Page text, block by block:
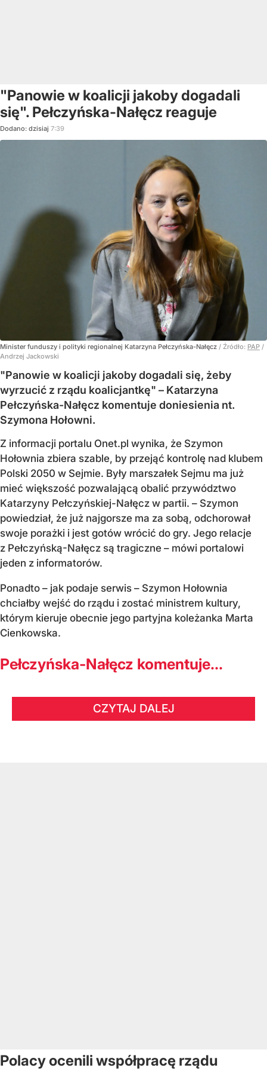
"Panowie w koalicji jakoby dogadali
się". Pełczyńska-Nałęcz reaguje
Dodano: dzisiaj 7:39
Minister funduszy i polityki regionalnej Katarzyna Pełczyńska-Nałęcz / Źródło: PAP /
Andrzej Jackowski
"Panowie w koalicji jakoby dogadali się, żeby
wyrzucić z rządu koalicjantkę" – Katarzyna
Pełczyńska-Nałęcz komentuje doniesienia nt.
Szymona Hołowni.
Z informacji portalu Onet.pl wynika, że Szymon
Hołownia zbiera szable, by przejąć kontrolę nad klubem
Polski 2050 w Sejmie. Były marszałek Sejmu ma już
mieć większość pozwalającą obalić przywództwo
Katarzyny Pełczyńskiej-Nałęcz w partii. – Szymon
powiedział, że już najgorsze ma za sobą, odchorował
swoje porażki i jest gotów wrócić do gry. Jego relacje
z Pełczyńską-Nałęcz są tragiczne – mówi portalowi
jeden z informatorów.
Ponadto – jak podaje serwis – Szymon Hołownia
chciałby wejść do rządu i zostać ministrem kultury,
którym kieruje obecnie jego partyjna koleżanka Marta
Cienkowska.
Pełczyńska-Nałęcz komentuje...
CZYTAJ DALEJ
Polacy ocenili współpracę rządu